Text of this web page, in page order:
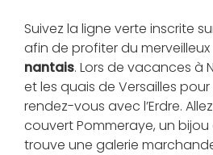
Suivez la ligne verte inscrite
afin de profiter du merveilleux
nantais. Lors de vacances à
et les quais de Versailles
rendez-vous avec l’Erdre.
couvert Pommeraye, un
trouve une galerie